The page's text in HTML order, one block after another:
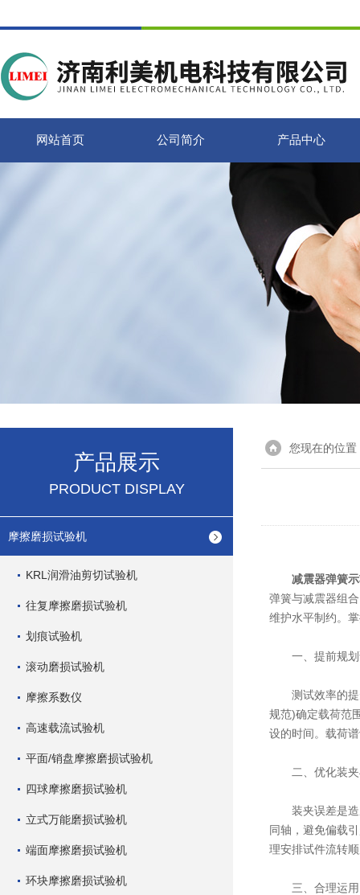
网站首页 公司简介 产品中心
产品展示
PRODUCT DISPLAY
摩擦磨损试验机
KRL润滑油剪切试验机
往复摩擦磨损试验机
划痕试验机
滚动磨损试验机
摩擦系数仪
高速载流试验机
平面/销盘摩擦磨损试验机
四球摩擦磨损试验机
立式万能磨损试验机
端面摩擦磨损试验机
环块摩擦磨损试验机
您现在的位置
减震器弹簧
弹簧与减震器组
维护水平制约。
一、提前规划
测试效率的提
规范)确定载荷范
设的时间。载荷
二、优化装夹
装夹误差是造
同轴，避免偏载
理安排试件流转
三、合理运用